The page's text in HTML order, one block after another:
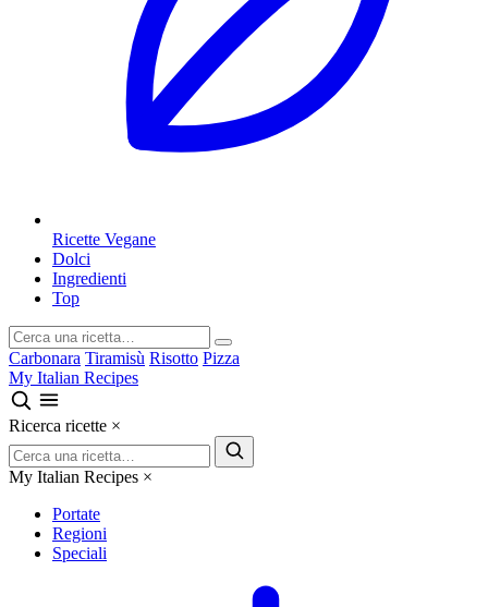
Ricette Vegane
Dolci
Ingredienti
Top
Carbonara Tiramisù Risotto Pizza
My Italian Recipes
Ricerca ricette ×
My Italian Recipes ×
Portate
Regioni
Speciali